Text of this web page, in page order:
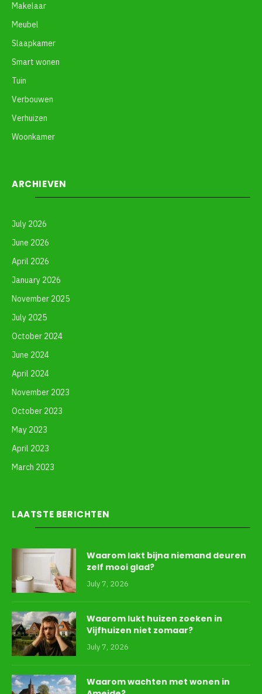
Makelaar
Meubel
Slaapkamer
Smart wonen
Tuin
Verbouwen
Verhuizen
Woonkamer
ARCHIEVEN
July 2026
June 2026
April 2026
January 2026
November 2025
July 2025
October 2024
June 2024
April 2024
November 2023
October 2023
May 2023
April 2023
March 2023
LAATSTE BERICHTEN
Waarom lakt bijna niemand deuren
zelf mooi glad?
July 7, 2026
Waarom lukt huizen zoeken in
Vijfhuizen niet zomaar?
July 7, 2026
Waarom wachten met wonen in